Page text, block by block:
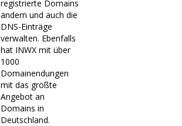
registrierte Domains
ändern und auch die
DNS-Einträge
verwalten. Ebenfalls
hat INWX mit über
1000
Domainendungen
mit das größte
Angebot an
Domains in
Deutschland.